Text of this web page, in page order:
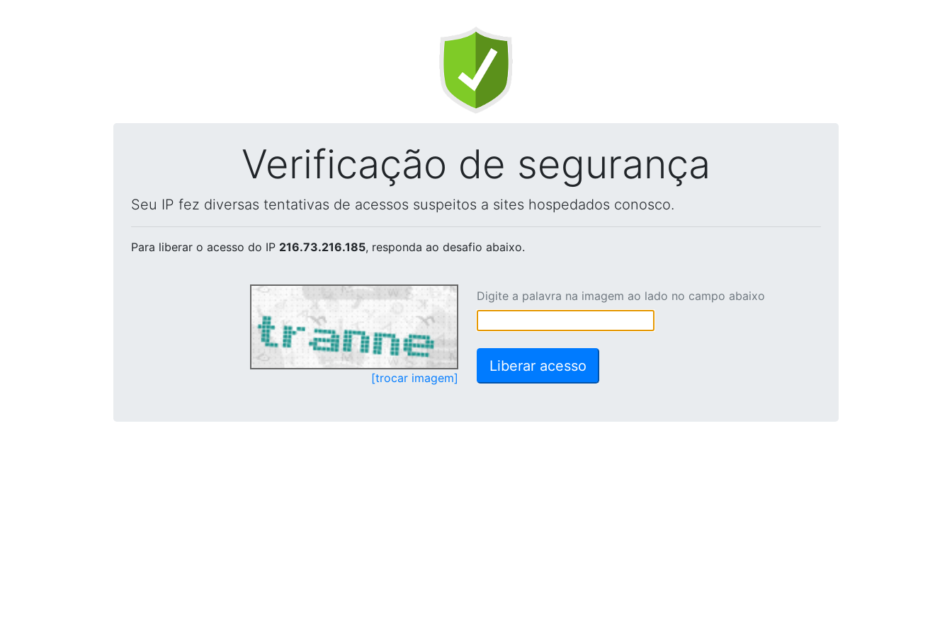
Verificação de segurança
Seu IP fez diversas tentativas de acessos suspeitos a sites hospedados conosco.
Para liberar o acesso do IP 216.73.216.185, responda ao desafio abaixo.
[trocar imagem]
Digite a palavra na imagem ao lado no campo abaixo